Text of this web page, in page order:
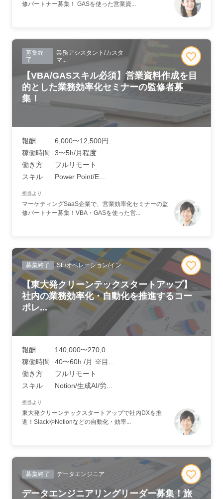
修パートナー募集！ GASを使った営業資...
募集終
了
業務アシスタント/カスタ
マ...
【VBA/GASスキル必須】営業資料作成を目
的とした業務効率化セミナーの監修者募
集！
報酬
6,000〜12,500円...
稼働時間
3〜5h/月程度
働き方
フルリモート
スキル
Power Point/E...
担当より
マーケティングSaaS企業で、営業効率化セミナーの監
修パートナー募集！VBA・GASを使った営...
募集終了 SE/オペレーション/イン...
【東大発クリーンテックスタートアップ】
社内の業務効率化・自動化を推進するコー
ポレ...
報酬
140,000〜270,0...
稼働時間
40〜60h /月 ※目...
働き方
フルリモート
スキル
Notion/生成AI/労...
担当より
東大発クリーンテックスタートアップで社内DXを推
進！SlackやNotionなどの自動化・効率...
募集終了 データエンジニア
データエンジニアリングリーダー募集！旅